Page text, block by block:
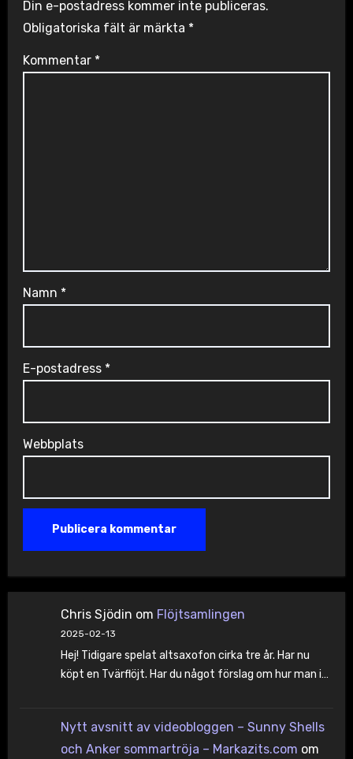
Din e-postadress kommer inte publiceras.
Obligatoriska fält är märkta *
Kommentar *
Namn *
E-postadress *
Webbplats
Chris Sjödin om Flöjtsamlingen
2025-02-13
Hej! Tidigare spelat altsaxofon cirka tre år. Har nu
köpt en Tvärflöjt. Har du något förslag om hur man i…
Nytt avsnitt av videobloggen – Sunny Shells
och Anker sommartröja – Markazits.com om